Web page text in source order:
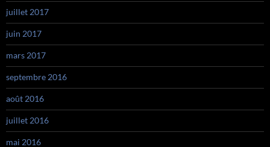
juillet 2017
juin 2017
mars 2017
septembre 2016
août 2016
juillet 2016
mai 2016